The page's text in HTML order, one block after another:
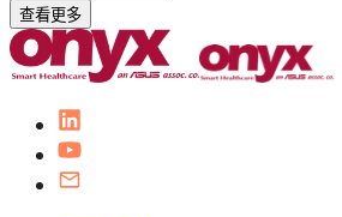
查看更多